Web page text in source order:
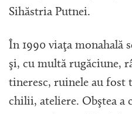
Sihăstria Putnei.
În 1990 viaţa monahală
şi, cu multă rugăciune,
tineresc, ruinele au fost
chilii, ateliere. Obştea a